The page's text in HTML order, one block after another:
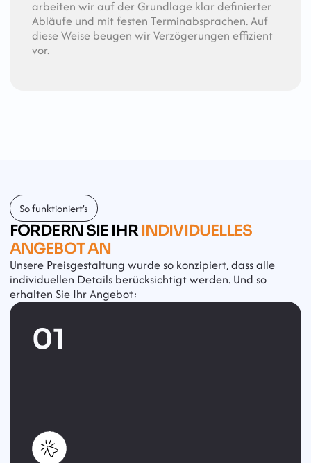
arbeiten wir auf der Grundlage klar definierter
Abläufe und mit festen Terminabsprachen. Auf
diese Weise beugen wir Verzögerungen effizient
vor.
So funktioniert's
FORDERN SIE IHR INDIVIDUELLES
ANGEBOT AN
Unsere Preisgestaltung wurde so konzipiert, dass alle
individuellen Details berücksichtigt werden. Und so
erhalten Sie Ihr Angebot:
01